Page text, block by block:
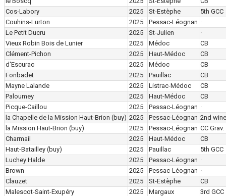
Cos-Labory
2025 St-Estèphe
5th GCC
Couhins-Lurton
2025 Pessac-Léognan ·
Le Petit Ducru
2025 St-Julien
·
Vieux Robin Bois de Lunier
2025 Médoc
CB
Clément-Pichon
2025 Haut-Médoc
CB
d'Escurac
2025 Médoc
CB
Fonbadet
2025 Pauillac
CB
Mayne Lalande
2025 Listrac-Médoc
CB
Paloumey
2025 Haut-Médoc
CB
Picque-Caillou
2025 Pessac-Léognan ·
la Chapelle de la Mission Haut-Brion (buy) 2025 Pessac-Léognan 2nd wine
la Mission Haut-Brion (buy) 2025 Pessac-Léognan CC Grav.
Charmail
2025 Haut-Médoc
CB
Haut-Batailley (buy) 2025 Pauillac
5th GCC
Luchey Halde
2025 Pessac-Léognan ·
Brown
2025 Pessac-Léognan ·
Clauzet
2025 St-Estèphe
CB
Malescot-Saint-Exupéry
2025 Margaux
3rd GCC